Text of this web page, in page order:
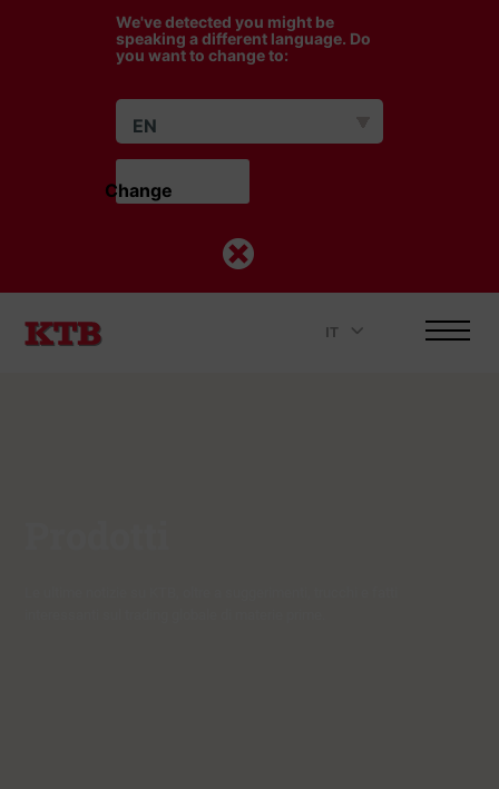
We've detected you might be
speaking a different language. Do
you want to change to:
EN
Change
IT .